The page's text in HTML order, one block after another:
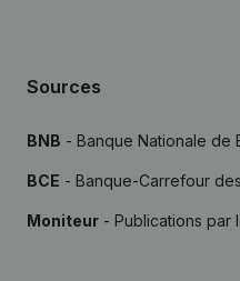
Sources
BNB - Banque Nationale de
BCE - Banque-Carrefour
Moniteur - Publications par